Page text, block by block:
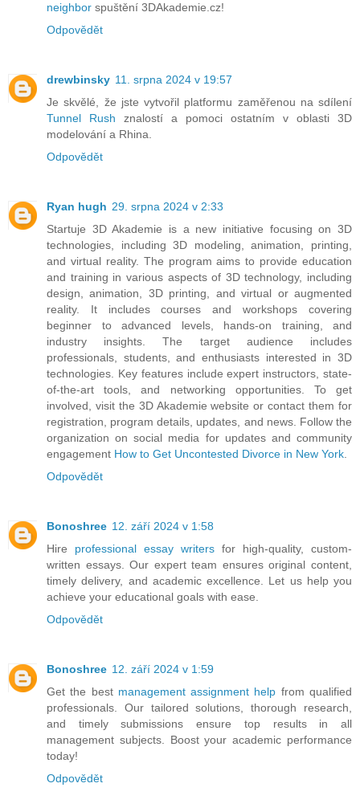
neighbor spuštění 3DAkademie.cz!
Odpovědět
drewbinsky 11. srpna 2024 v 19:57
Je skvělé, že jste vytvořil platformu zaměřenou na sdílení
Tunnel Rush znalostí a pomoci ostatním v oblasti 3D
modelování a Rhina.
Odpovědět
Ryan hugh 29. srpna 2024 v 2:33
Startuje 3D Akademie is a new initiative focusing on 3D
technologies, including 3D modeling, animation, printing,
and virtual reality. The program aims to provide education
and training in various aspects of 3D technology, including
design, animation, 3D printing, and virtual or augmented
reality. It includes courses and workshops covering
beginner to advanced levels, hands-on training, and
industry insights. The target audience includes
professionals, students, and enthusiasts interested in 3D
technologies. Key features include expert instructors, state-
of-the-art tools, and networking opportunities. To get
involved, visit the 3D Akademie website or contact them for
registration, program details, updates, and news. Follow the
organization on social media for updates and community
engagement How to Get Uncontested Divorce in New York
Odpovědět
Bonoshree 12. září 2024 v 1:58
Hire professional essay writers for high-quality, custom-
written essays. Our expert team ensures original content,
timely delivery, and academic excellence. Let us help you
achieve your educational goals with ease.
Odpovědět
Bonoshree 12. září 2024 v 1:59
Get the best management assignment help from qualified
professionals. Our tailored solutions, thorough research,
and timely submissions ensure top results in all
management subjects. Boost your academic performance
today!
Odpovědět